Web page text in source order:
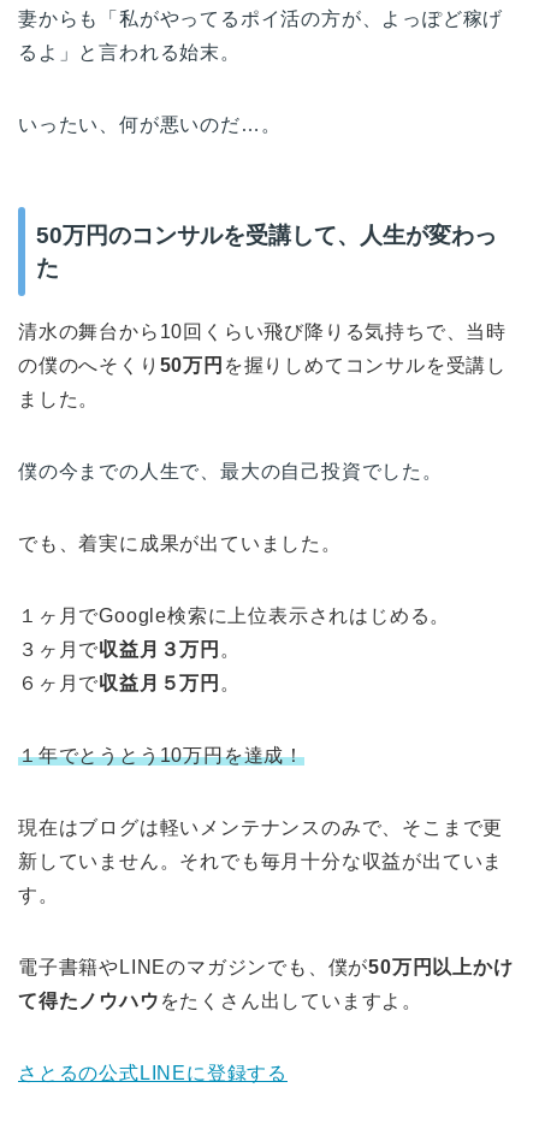
妻からも「私がやってるポイ活の方が、よっぽど稼げ
るよ」と言われる始末。
いったい、何が悪いのだ…。
50万円のコンサルを受講して、人生が変わっ
た
清水の舞台から10回くらい飛び降りる気持ちで、当時
の僕のへそくり 50万円 を握りしめてコンサルを受講し
ました。
僕の今までの人生で、最大の自己投資でした。
でも、着実に成果が出ていました。
１ヶ月でGoogle検索に上位表示されはじめる。
３ヶ月で収益月３万円 。
６ヶ月で収益月５万円 。
１年でとうとう10万円を達成！
現在はブログは軽いメンテナンスのみで、そこまで更
新していません。それでも毎月十分な収益が出ていま
す。
電子書籍やLINEのマガジンでも、僕が50万円以上かけ
て得たノウハウ をたくさん出していますよ。
さとるの公式LINEに登録する